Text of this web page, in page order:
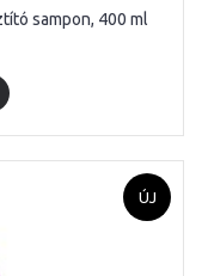
sampon, 400 ml
ÚJ